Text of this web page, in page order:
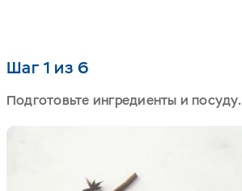
Шаг 1 из 6
Подготовьте ингредиенты и посуду.